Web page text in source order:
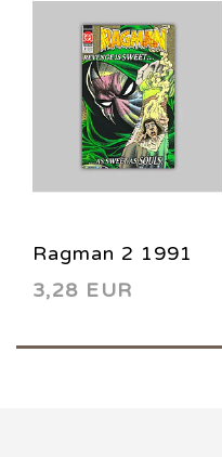
Ragman 2 1991
3,28 EUR